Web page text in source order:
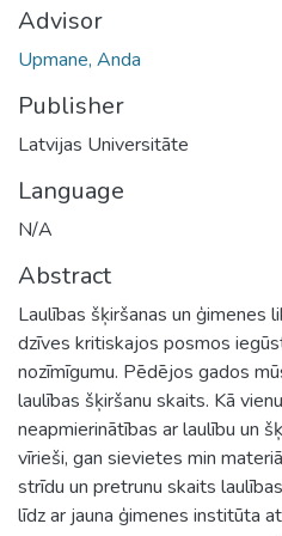
Advisor
Upmane, Anda
Publisher
Latvijas Universitāte
Language
N/A
Abstract
Laulības šķiršanas un ģimenes
dzīves kritiskajos posmos
nozīmīgumu. Pēdējos gados
laulības šķiršanu skaits. Kā
neapmierinātības ar laulību un
vīrieši, gan sievietes min
strīdu un pretrunu skaits
līdz ar jauna ģimenes institūta